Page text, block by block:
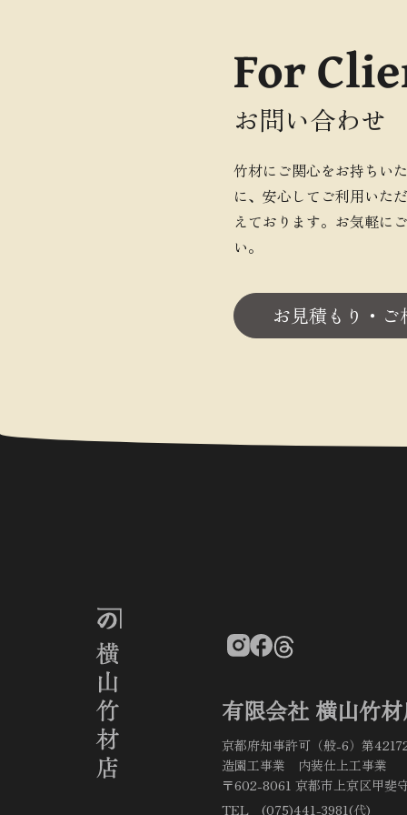
For
お問い合わせ
竹材にご関心をお持ちい
に、安心してご利用いた
えております。お気軽に
い。
お見積もり・ご
有限会社 横山竹
京都府知事許可（般-6）第
造園工事業 内装仕上工事業
〒602-8061 京都市上京区甲斐
TEL (075)441-3981(代)